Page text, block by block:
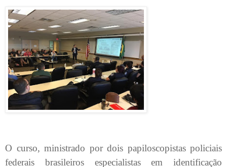
O curso, ministrado por dois papiloscopistas policiais
federais brasileiros especialistas em identificação